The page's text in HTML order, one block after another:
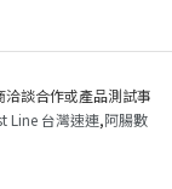
談合作或產品測試事
Line 台灣速連,阿腸數